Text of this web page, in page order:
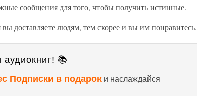
сообщения для того, чтобы получить истинные.
доставляете людям, тем скорее и вы им понравитесь.
📚
Подписки в подарок и наслаждайся